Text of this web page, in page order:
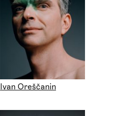
Ivan Oreščanin